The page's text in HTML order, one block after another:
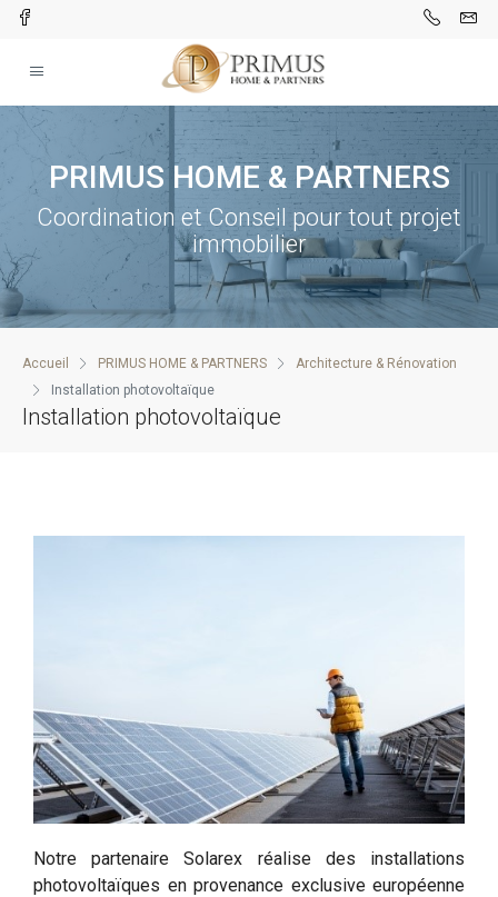
PRIMUS HOME​ & PARTNERS
Coordination et Conseil pour tout projet
immobilier
Accueil PRIMUS HOME & PARTNERS
Architecture & Rénovation
Installation photovoltaïque
Installation photovoltaïque
Notre partenaire Solarex réalise des installations
photovoltaïques en provenance exclusive européenne